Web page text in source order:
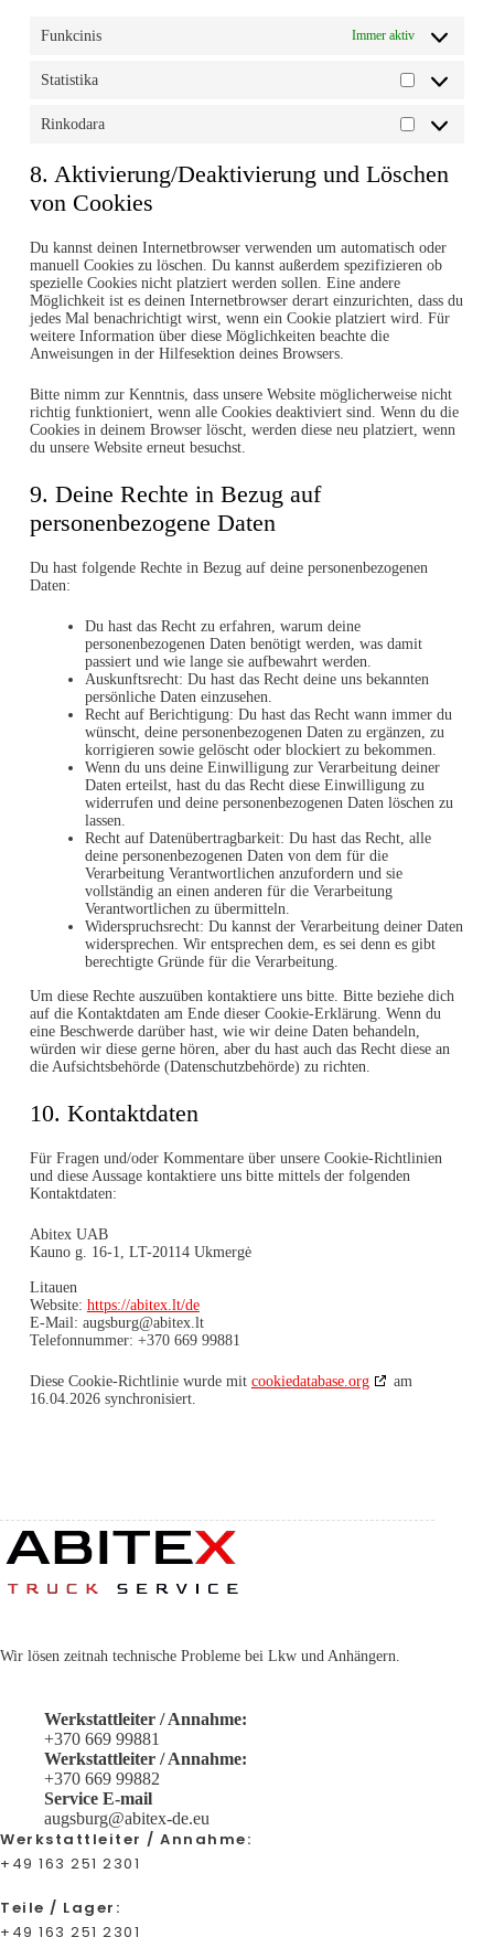
Funkcinis Immer aktiv
Statistika Statistika
Rinkodara Rinkodara
8. Aktivierung/Deaktivierung und Löschen
von Cookies
Du kannst deinen Internetbrowser verwenden um automatisch oder
manuell Cookies zu löschen. Du kannst außerdem spezifizieren ob
spezielle Cookies nicht platziert werden sollen. Eine andere
Möglichkeit ist es deinen Internetbrowser derart einzurichten, dass du
jedes Mal benachrichtigt wirst, wenn ein Cookie platziert wird. Für
weitere Information über diese Möglichkeiten beachte die
Anweisungen in der Hilfesektion deines Browsers.
Bitte nimm zur Kenntnis, dass unsere Website möglicherweise nicht
richtig funktioniert, wenn alle Cookies deaktiviert sind. Wenn du die
Cookies in deinem Browser löscht, werden diese neu platziert, wenn
du unsere Website erneut besuchst.
9. Deine Rechte in Bezug auf
personenbezogene Daten
Du hast folgende Rechte in Bezug auf deine personenbezogenen
Daten:
Du hast das Recht zu erfahren, warum deine
personenbezogenen Daten benötigt werden, was damit
passiert und wie lange sie aufbewahrt werden.
Auskunftsrecht: Du hast das Recht deine uns bekannten
persönliche Daten einzusehen.
Recht auf Berichtigung: Du hast das Recht wann immer du
wünscht, deine personenbezogenen Daten zu ergänzen, zu
korrigieren sowie gelöscht oder blockiert zu bekommen.
Wenn du uns deine Einwilligung zur Verarbeitung deiner
Daten erteilst, hast du das Recht diese Einwilligung zu
widerrufen und deine personenbezogenen Daten löschen zu
lassen.
Recht auf Datenübertragbarkeit: Du hast das Recht, alle
deine personenbezogenen Daten von dem für die
Verarbeitung Verantwortlichen anzufordern und sie
vollständig an einen anderen für die Verarbeitung
Verantwortlichen zu übermitteln.
Widerspruchsrecht: Du kannst der Verarbeitung deiner Daten
widersprechen. Wir entsprechen dem, es sei denn es gibt
berechtigte Gründe für die Verarbeitung.
Um diese Rechte auszuüben kontaktiere uns bitte. Bitte beziehe dich
auf die Kontaktdaten am Ende dieser Cookie-Erklärung. Wenn du
eine Beschwerde darüber hast, wie wir deine Daten behandeln,
würden wir diese gerne hören, aber du hast auch das Recht diese an
die Aufsichtsbehörde (Datenschutzbehörde) zu richten.
10. Kontaktdaten
Für Fragen und/oder Kommentare über unsere Cookie-Richtlinien
und diese Aussage kontaktiere uns bitte mittels der folgenden
Kontaktdaten:
Abitex UAB
Kauno g. 16-1, LT-20114 Ukmergė
Litauen
Website: https://abitex.lt/de
E-Mail: augsburg@abitex.lt
Telefonnummer: +370 669 99881
Diese Cookie-Richtlinie wurde mit cookiedatabase.org
am
16.04.2026 synchronisiert.
Wir lösen zeitnah technische Probleme bei Lkw und Anhängern.
Werkstattleiter / Annahme:
+370 669 99881
Werkstattleiter / Annahme:
+370 669 99882
Service E-mail
augsburg@abitex-de.eu
Werkstattleiter / Annahme:
+49 163 251 2301
Teile / Lager:
+49 163 251 2301